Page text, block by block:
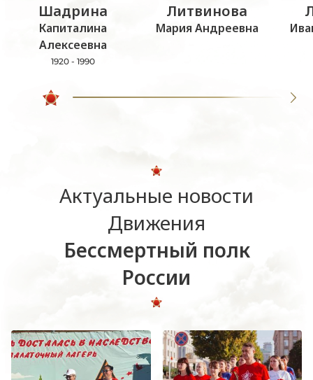
Шадрина
Капиталина
Алексеевна
1920 - 1990
Литвинова
Мария Андреевна
Актуальные новости
Движения
Бессмертный полк
России